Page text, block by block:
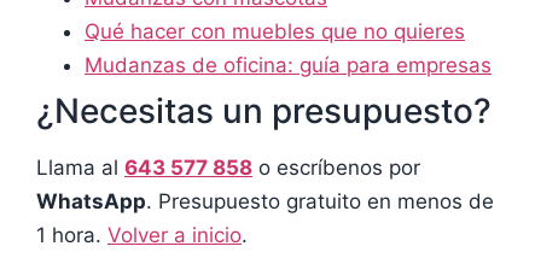
Qué hacer con muebles que no quieres
Mudanzas de oficina: guía para empresas
¿Necesitas un presupuesto?
Llama al 643 577 858 o escríbenos por
WhatsApp. Presupuesto gratuito en menos de
1 hora. Volver a inicio.